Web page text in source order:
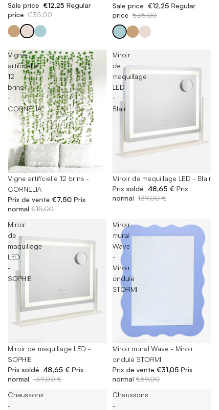
Sale price €12,25 Regular
price €35,00
Sale price €12,25 Regular
price €35,00
Vigne
artificielle
12
brins
-
CORNELIA
-50%
Vigne artificielle 12 brins -
CORNELIA
Prix de vente €7,50 Prix
normal €15,00
Miroir
de
maquillage
LED
-
Blair
-65%
Miroir de maquillage LED - Blair
Prix soldé 48,65 € Prix
normal 139,00 €
Miroir
de
maquillage
LED
-
SOPHIE
-65%
Miroir de maquillage LED -
SOPHIE
Prix soldé 48,65 € Prix
normal 139,00 €
Miroir
mural
Wave
-
Miroir
ondulé
STORMI
-55%
Miroir mural Wave - Miroir
ondulé STORMI
Prix de vente €31,05 Prix
normal €69,00
Chaussons
-
Chaussons
-